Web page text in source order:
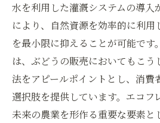
水を利用した灌漑システムの導入
により、自然資源を効率的に利用
を最小限に抑えることが可能です
は、ぶどうの販売においてもこ
法をアピールポイントとし、消費
選択肢を提供しています。エコフ
未来の農業を形作る重要な要素と